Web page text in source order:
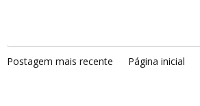
Postagem mais recente Página inicial